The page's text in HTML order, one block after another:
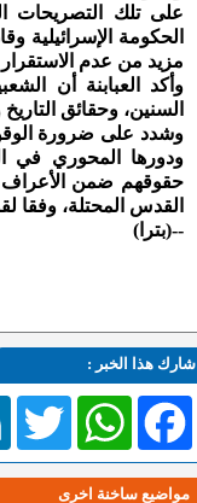
على تلك التصريحات
الحكومة الإسرائيلية
مزيد من عدم الاستقرار
وأكد العبابنة أن
السنين، وحقائق
وشدد على ضرورة
ودورها المحوري في
حقوقهم ضمن الأعراف
القدس المحتلة، وفقا
--(بترا)
شارك هذا الخبر :
TwitterWhatsAppFacebook
مواضيع ساخنة اخرى